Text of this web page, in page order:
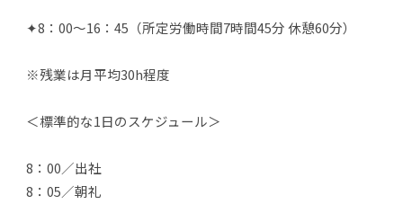
✦8：00～16：45（所定労働時間7時間45分 休憩60分）
※残業は月平均30h程度
＜標準的な1日のスケジュール＞
8：00／出社
8：05／朝礼